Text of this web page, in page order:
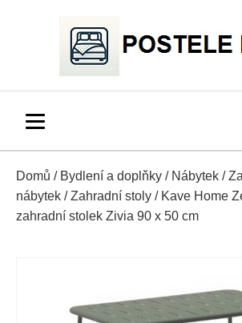
Domů / Bydlení a doplňky / Nábytek /
nábytek /Zahradní stoly / Kave Home
zahradní stolek Zivia 90 x 50 cm